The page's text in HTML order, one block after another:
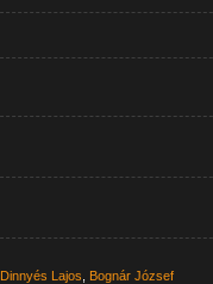
Dinnyés Lajos Bognár József